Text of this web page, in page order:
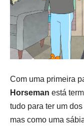
Com uma primeira
Horseman está
tudo para ter um
mas como uma